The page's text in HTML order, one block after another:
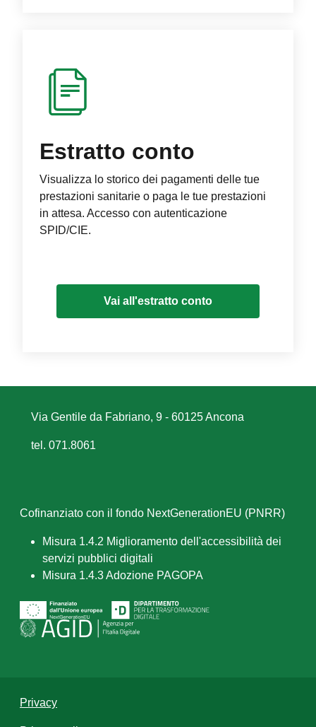
Estratto conto
Visualizza lo storico dei pagamenti delle tue
prestazioni sanitarie o paga le tue prestazioni
in attesa. Accesso con autenticazione
SPID/CIE.
Vai all'estratto conto
Via Gentile da Fabriano, 9 - 60125 Ancona
tel. 071.8061
Cofinanziato con il fondo NextGenerationEU (PNRR)
Misura 1.4.2 Miglioramento dell'accessibilità dei
servizi pubblici digitali
Misura 1.4.3 Adozione PAGOPA
Privacy